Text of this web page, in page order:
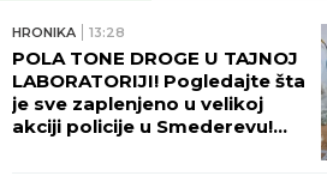
HRONIKA 13:28
POLA TONE DROGE U TAJNOJ
LABORATORIJI! Pogledajte šta
je sve zaplenjeno u velikoj
akciji policije u Smederevu!